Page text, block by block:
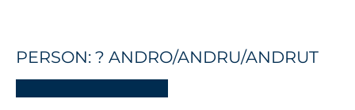
PERSON: ? ANDRO/ANDRU/ANDRUT